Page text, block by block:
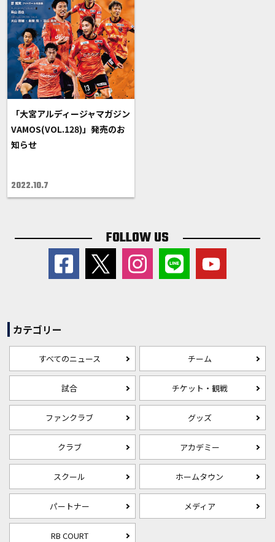
「大宮アルディージャマガジン
VAMOS(VOL.128)」発売のお
知らせ
2022.10.7
FOLLOW US
カテゴリー
すべてのニュース チーム
試合 チケット・観戦
ファンクラブ グッズ
クラブ アカデミー
スクール ホームタウン
パートナー メディア
RB COURT